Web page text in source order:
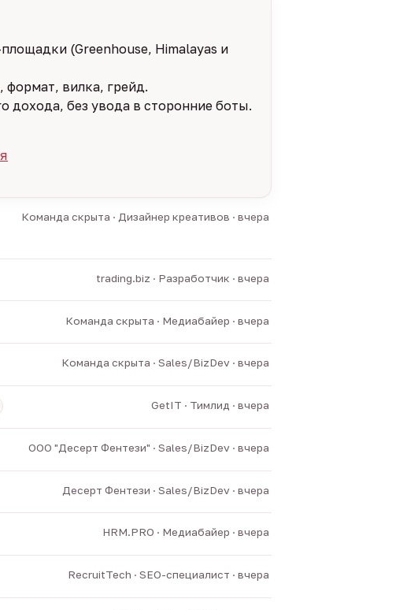
(Greenhouse, Himalayas и
формат, вилка, грейд.
дохода, без увода в сторонние боты.
Команда скрыта · Дизайнер креативов · вчера
trading.biz · Разработчик · вчера
Команда скрыта · Медиабайер · вчера
Команда скрыта · Sales/BizDev · вчера
GetIT · Тимлид · вчера
ООО "Десерт Фентези" · Sales/BizDev · вчера
Десерт Фентези · Sales/BizDev · вчера
HRM.PRO · Медиабайер · вчера
RecruitTech · SEO-специалист · вчера